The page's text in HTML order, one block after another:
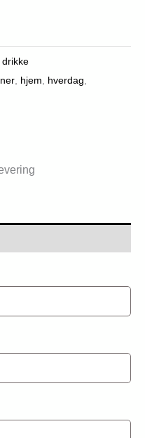
drikke
hjem hverdag